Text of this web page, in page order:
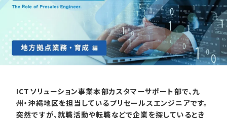
ICTソリューション事業本部カスタマーサポート部で、九
州・沖縄地区を担当しているプリセールスエンジニアです。
突然ですが、就職活動や転職などで企業を探しているとき